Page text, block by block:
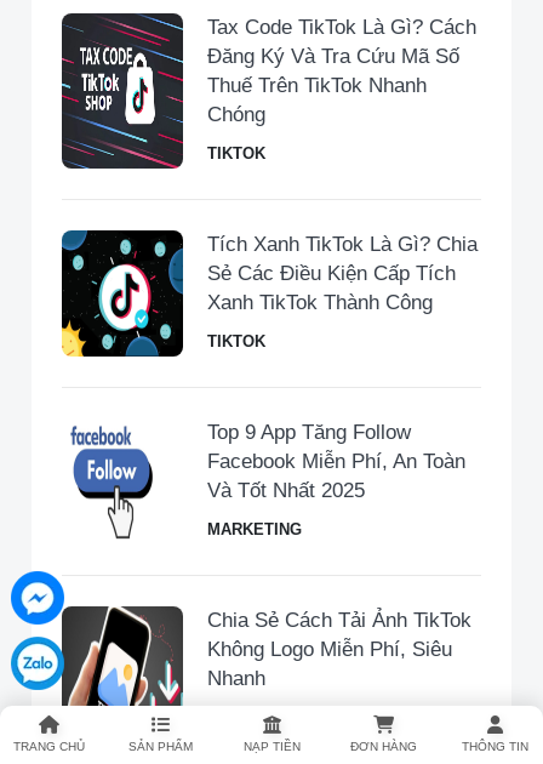
TRANG CHỦ SẢN PHẨM NẠP TIỀN ĐƠN HÀNG THÔNG TIN
Tax Code TikTok Là Gì? Cách
Đăng Ký Và Tra Cứu Mã Số
Thuế Trên TikTok Nhanh
Chóng
TIKTOK
Tích Xanh TikTok Là Gì? Chia
Sẻ Các Điều Kiện Cấp Tích
Xanh TikTok Thành Công
TIKTOK
Top 9 App Tăng Follow
Facebook Miễn Phí, An Toàn
Và Tốt Nhất 2025
MARKETING
Chia Sẻ Cách Tải Ảnh TikTok
Không Logo Miễn Phí, Siêu
Nhanh
TIKTOK